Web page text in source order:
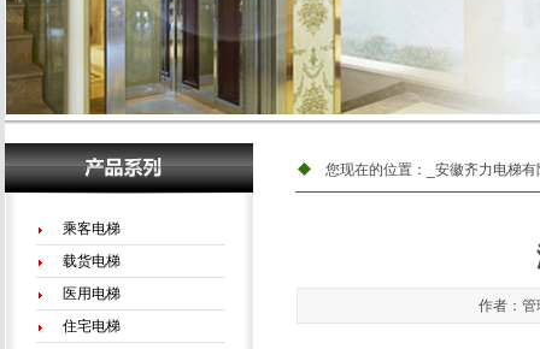
乘客电梯
载货电梯
医用电梯
住宅电梯
您现在的位置： _安徽齐力电梯
作者：